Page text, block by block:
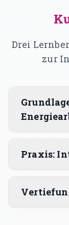
Drei
zur
Praxis: